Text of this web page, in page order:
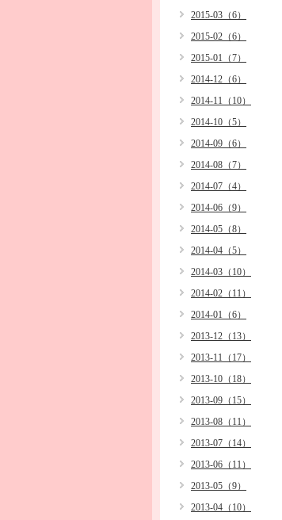
2015-03（6）
2015-02（6）
2015-01（7）
2014-12（6）
2014-11（10）
2014-10（5）
2014-09（6）
2014-08（7）
2014-07（4）
2014-06（9）
2014-05（8）
2014-04（5）
2014-03（10）
2014-02（11）
2014-01（6）
2013-12（13）
2013-11（17）
2013-10（18）
2013-09（15）
2013-08（11）
2013-07（14）
2013-06（11）
2013-05（9）
2013-04（10）